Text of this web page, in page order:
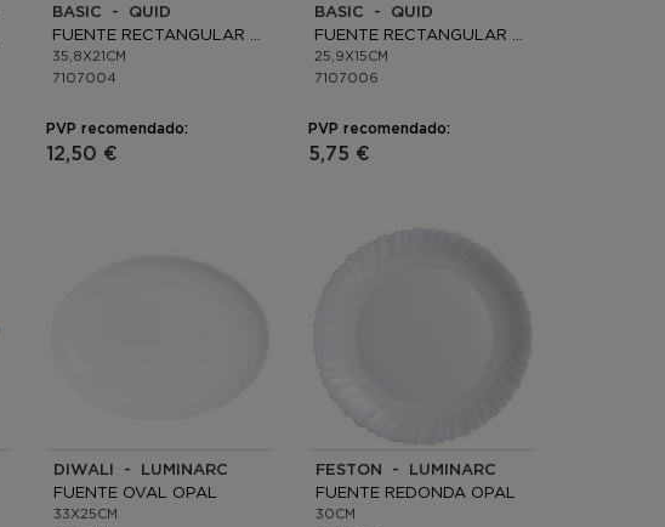
BASIC - QUID
35,8X21CM
7107004
PVP recomendado:
12,50 €
BASIC - QUID
25,9X15CM
7107006
PVP recomendado:
5,75 €
DIWALI - LUMINARC
FUENTE OVAL OPAL
33X25CM
FESTON - LUMINARC
FUENTE REDONDA OPAL
30CM